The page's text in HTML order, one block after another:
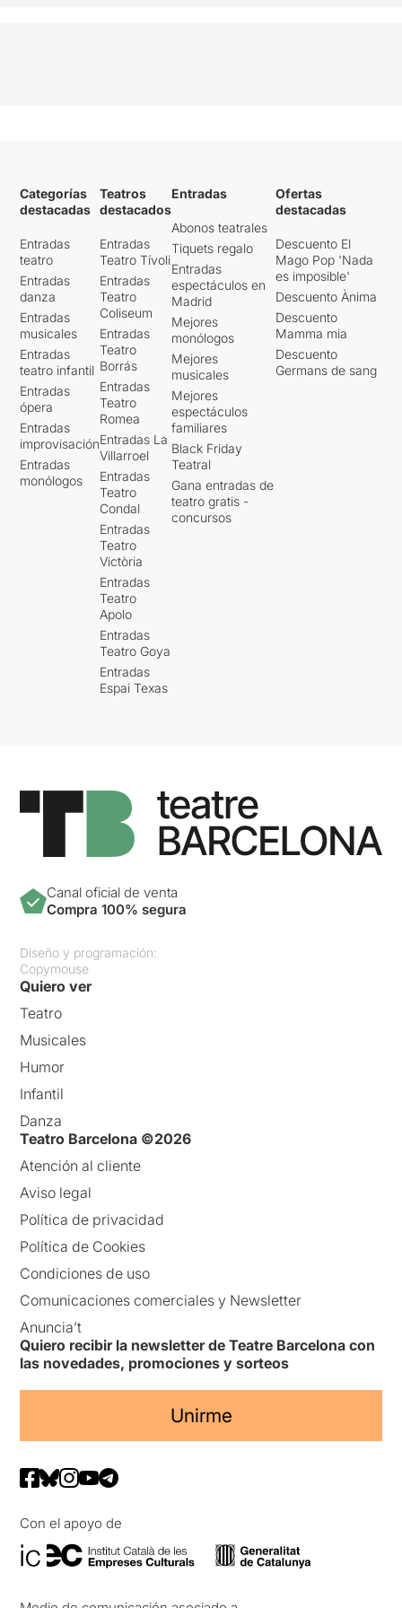
Categorías
destacadas
Entradas
teatro
Entradas
danza
Entradas
musicales
Entradas
teatro infantil
Entradas
ópera
Entradas
improvisación
Entradas
monólogos
Teatros
destacados
Entradas
Teatro Tívoli
Entradas
Teatro
Coliseum
Entradas
Teatro
Borrás
Entradas
Teatro
Romea
Entradas La
Villarroel
Entradas
Teatro
Condal
Entradas
Teatro
Victòria
Entradas
Teatro
Apolo
Entradas
Teatro Goya
Entradas
Espai Texas
Entradas
Abonos teatrales
Tiquets regalo
Entradas
espectáculos en
Madrid
Mejores
monólogos
Mejores
musicales
Mejores
espectáculos
familiares
Black Friday
Teatral
Gana entradas de
teatro gratis -
concursos
Ofertas
destacadas
Descuento El
Mago Pop 'Nada
es imposible'
Descuento Ànima
Descuento
Mamma mia
Descuento
Germans de sang
Canal oficial de venta
Compra 100% segura
Diseño y programación:
Copymouse
Quiero ver
Teatro
Musicales
Humor
Infantil
Danza
Teatro Barcelona ©2026
Atención al cliente
Aviso legal
Política de privacidad
Política de Cookies
Condiciones de uso
Comunicaciones comerciales y Newsletter
Anuncia’t
Quiero recibir la newsletter de Teatre Barcelona con
las novedades, promociones y sorteos
Unirme
Con el apoyo de